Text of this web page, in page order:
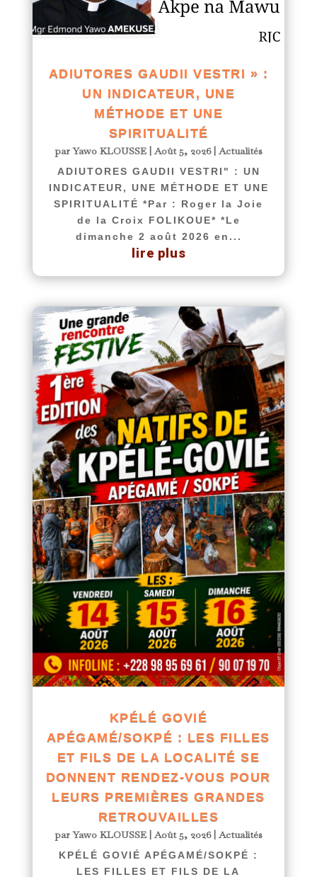
ADIUTORES GAUDII VESTRI » :
UN INDICATEUR, UNE
MÉTHODE ET UNE
SPIRITUALITÉ
parYawo KLOUSSE|Août 5, 2026|Actualités
ADIUTORES GAUDII VESTRI" : UN
INDICATEUR, UNE MÉTHODE ET UNE
SPIRITUALITÉ *Par : Roger la Joie
de la Croix FOLIKOUE* *Le
dimanche 2 août 2026 en...
lire plus
KPÉLÉ GOVIÉ
APÉGAMÉ/SOKPÉ : LES FILLES
ET FILS DE LA LOCALITÉ SE
DONNENT RENDEZ-VOUS POUR
LEURS PREMIÈRES GRANDES
RETROUVAILLES
parYawo KLOUSSE|Août 5, 2026|Actualités
KPÉLÉ GOVIÉ APÉGAMÉ/SOKPÉ :
LES FILLES ET FILS DE LA